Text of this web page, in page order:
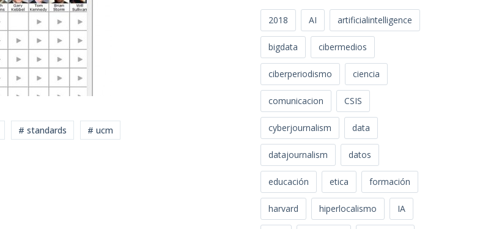
# standards # ucm
2018 AI artificialintelligence
bigdata cibermedios
ciberperiodismo ciencia
comunicacion CSIS
cyberjournalism data
datajournalism datos
educación etica formación
harvard hiperlocalismo IA